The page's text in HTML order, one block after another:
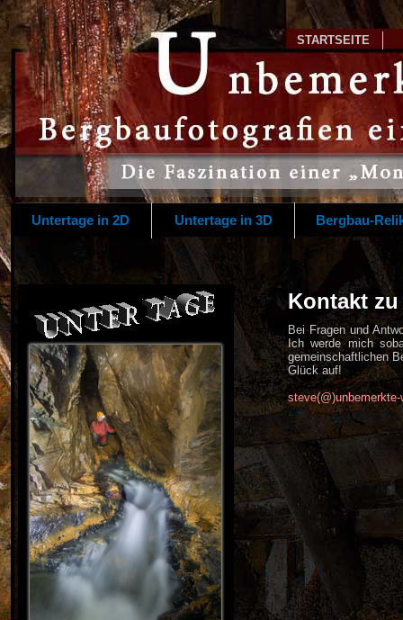
STARTSEITE
Untertage in 2D Untertage in 3D Bergbau-
Kontakt
Bei Fragen und
Ich werde mich
gemeinschaftlichen
Glück auf!